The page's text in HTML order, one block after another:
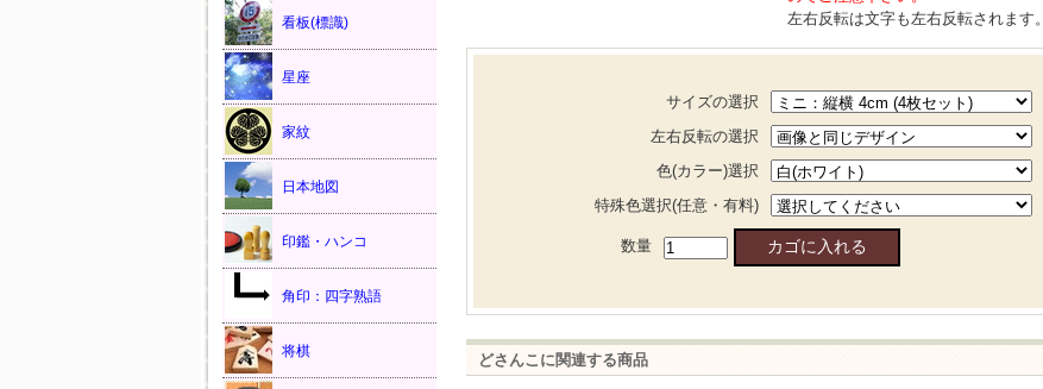
左右反転は文字も左右反転されます。
サイズの選択
左右反転の選択
色(カラー)選択
特殊色選択(任意・有料)
数量
どさんこに関連する商品
看板(標識)
星座
家紋
日本地図
印鑑・ハンコ
角印：四字熟語
将棋